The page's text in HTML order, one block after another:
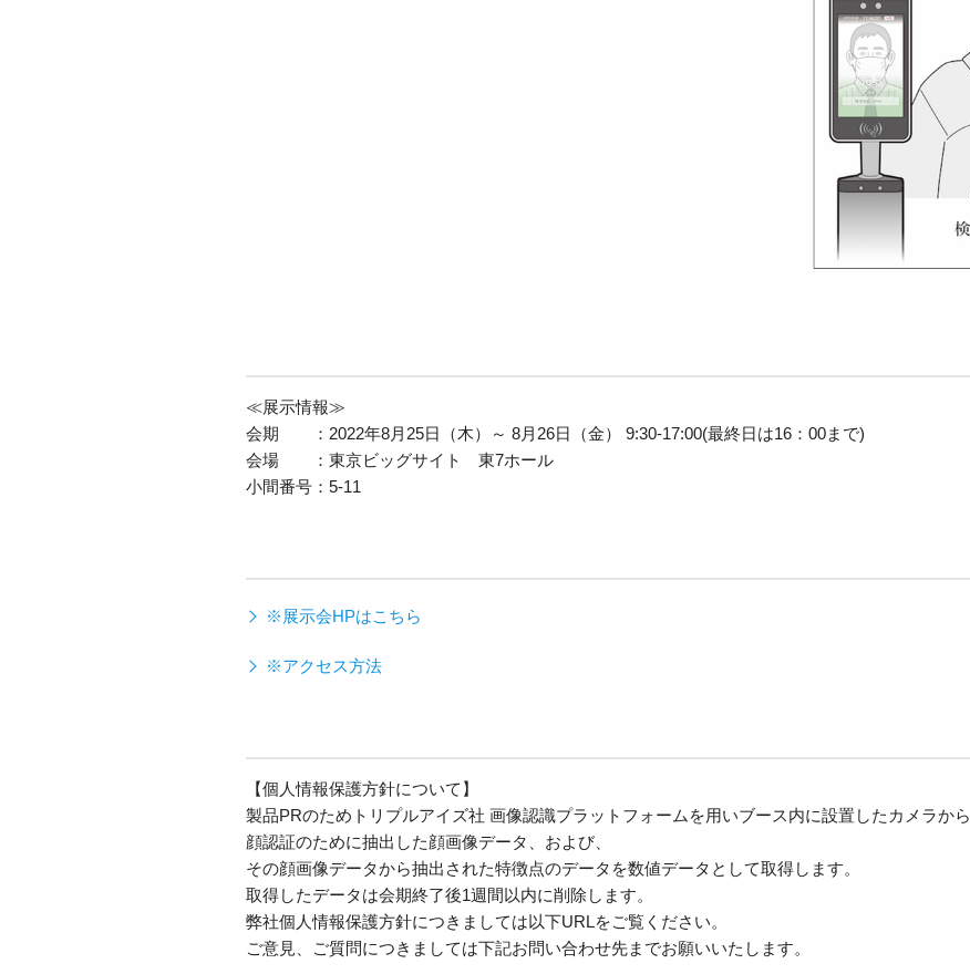
≪展示情報≫
会期 ：2022年8月25日（木）～ 8月26日（金） 9:30-17:00(最終日は16：00まで)
会場 ：東京ビッグサイト 東7ホール
小間番号：5-11
※展示会HPはこちら
※アクセス方法
【個人情報保護方針について】
製品PRのためトリプルアイズ社 画像認識プラットフォームを用いブース内に設置したカメラから
顔認証のために抽出した顔画像データ、および、
その顔画像データから抽出された特徴点のデータを数値データとして取得します。
取得したデータは会期終了後1週間以内に削除します。
弊社個人情報保護方針につきましては以下URLをご覧ください。
ご意見、ご質問につきましては下記お問い合わせ先までお願いいたします。